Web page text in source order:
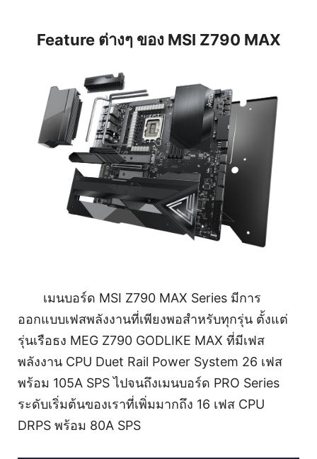
Feature ต่างๆ ของ MSI Z790 MAX
เมนบอร์ด MSI Z790 MAX Series มีการ
ออกแบบเฟสพลังงานที่เพียงพอสำหรับทุกรุ่น ตั้งแต่
รุ่นเรือธง MEG Z790 GODLIKE MAX ที่มีเฟส
พลังงาน CPU Duet Rail Power System 26 เฟส
พร้อม 105A SPS ไปจนถึงเมนบอร์ด PRO Series
ระดับเริ่มต้นของเราที่เพิ่มมากถึง 16 เฟส CPU
DRPS พร้อม 80A SPS